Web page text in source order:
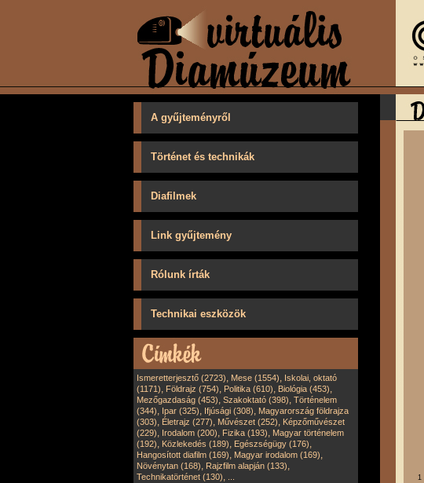
A gyűjteményről
Történet és technikák
Diafilmek
Link gyűjtemény
Rólunk írták
Technikai eszközök
Ismeretterjesztő (2723), Mese (1554), Iskolai, oktató
(1171), Földrajz (754), Politika (610), Biológia (453),
Mezőgazdaság (453), Szakoktató (398), Történelem
(344), Ipar (325), Ifjúsági (308), Magyarország földrajza
(303), Életrajz (277), Művészet (252), Képzőművészet
(229), Irodalom (200), Fizika (193), Magyar történelem
(192), Közlekedés (189), Egészségügy (176),
Hangosított diafilm (169), Magyar irodalom (169),
Növénytan (168), Rajzfilm alapján (133),
Technikatörténet (130), 1